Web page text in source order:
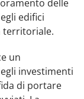
delle
edifici
territoriale.
un
investimenti
di portare